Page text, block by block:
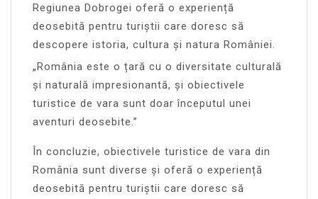
Regiunea Dobrogei oferă o experiență
deosebită pentru turiștii care doresc să
descopere istoria, cultura și natura României.
„România este o țară cu o diversitate culturală
și naturală impresionantă, și obiectivele
turistice de vara sunt doar începutul unei
aventuri deosebite.”
În concluzie, obiectivele turistice de vara din
România sunt diverse și oferă o experiență
deosebită pentru turiștii care doresc să